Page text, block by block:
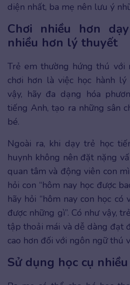
diện nhất, ba mẹ nên lưu ý
Chơi nhiều hơn
nhiều hơn lý thuyết
Trẻ em thường hứng thú với
chơi hơn là việc học hành
vậy, hãy đa dạng hóa
tiếng Anh, tạo ra những sân
bé.
Ngoài ra, khi dạy trẻ học
huynh không nên đặt nặng
quan tâm và động viên con
hỏi con “hôm nay học được
hãy hỏi “hôm nay con học có
được những gì”. Có như vậy,
tập thoải mái và dễ dàng đạt
cao hơn đối với ngôn ngữ thú
Sử dụng học cụ